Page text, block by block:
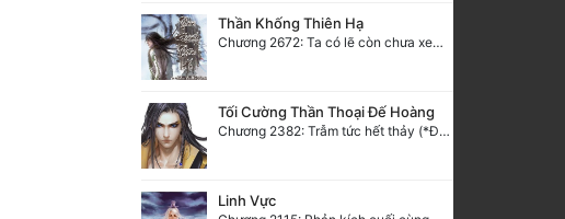
Thần Khống Thiên Hạ
Chương 2672: Ta có lẽ còn chưa xem như vô địch! (1)
Tối Cường Thần Thoại Đế Hoàng
Chương 2382: Trẫm tức hết thảy (*Đại Kết Cục) (2)
Linh Vực